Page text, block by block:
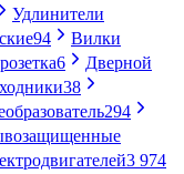
Удлинители
94
Вилки
6
Дверной
38
294
3 974